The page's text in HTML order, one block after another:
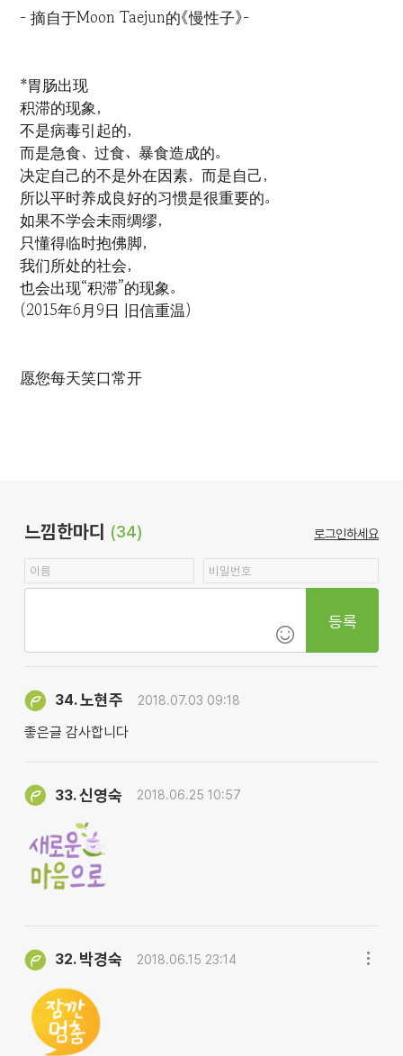
- 摘自于Moon Taejun的《慢性子》-
*胃肠出现
积滞的现象，
不是病毒引起的，
而是急食、过食、暴食造成的。
决定自己的不是外在因素，而是自己，
所以平时养成良好的习惯是很重要的。
如果不学会未雨绸缪，
只懂得临时抱佛脚，
我们所处的社会，
也会出现“积滞”的现象。
(2015年6月9日 旧信重温)
愿您每天笑口常开
느낌한마디 (34) 로그인하세요
등록
34.노현주 2018.07.03 09:18
좋은글 감사합니다
33.신영숙 2018.06.25 10:57
32. 박경숙 2018.06.15 23:14